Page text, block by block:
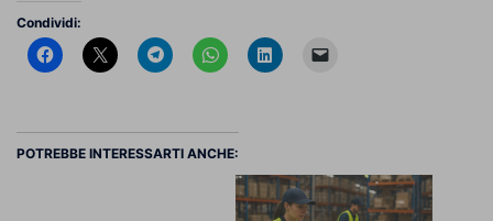
Condividi:
POTREBBE INTERESSARTI ANCHE: